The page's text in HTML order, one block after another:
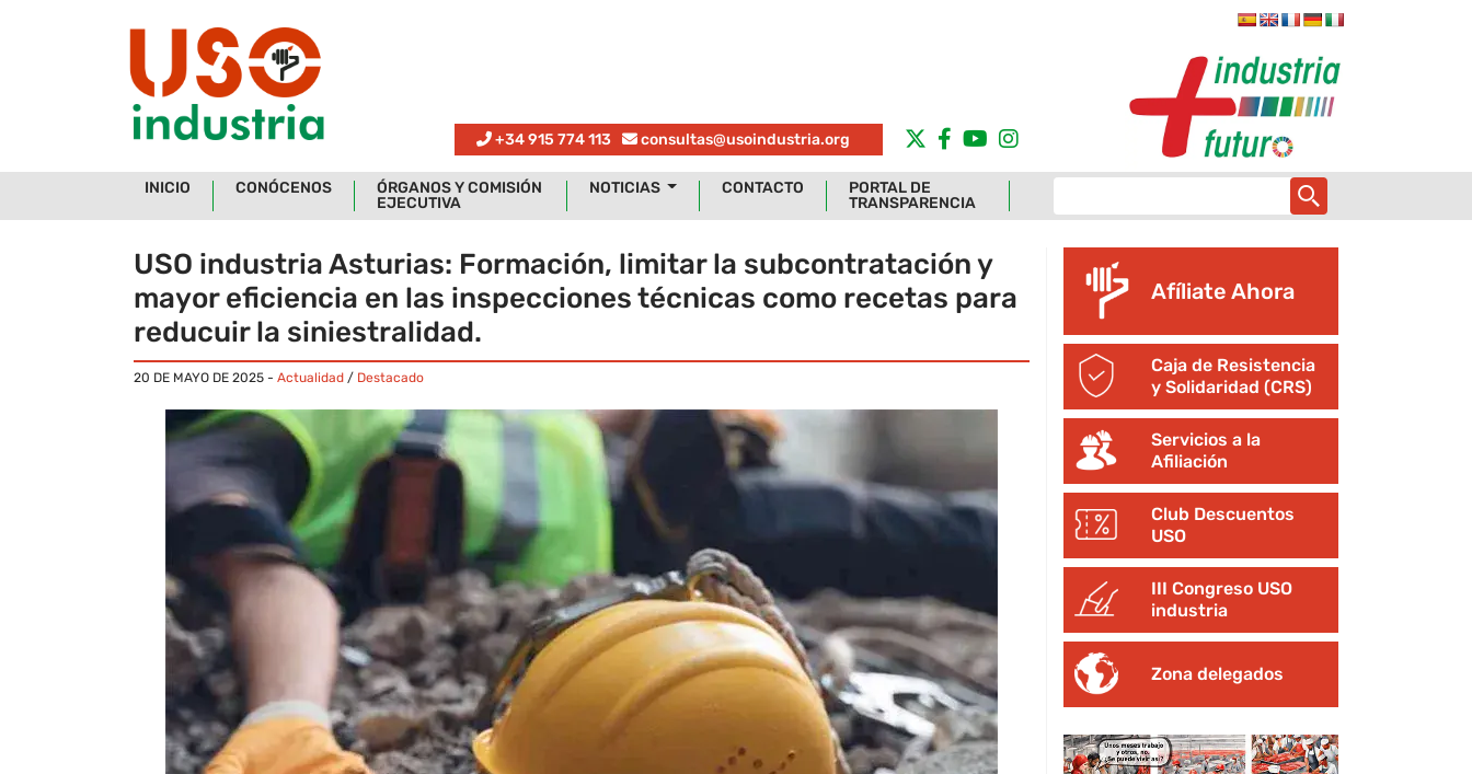
+34 915 774 113 consultas@usoindustria.org
INICIO CONÓCENOS
ÓRGANOS Y COMISIÓN
EJECUTIVA
NOTICIAS CONTACTO
PORTAL DE
TRANSPARENCIA
USO industria Asturias: Formación, limitar la subcontratación y
mayor eficiencia en las inspecciones técnicas como recetas para
reducuir la siniestralidad.
20 DE MAYO DE 2025 - Actualidad / Destacado
Afíliate Ahora
Caja de Resistencia
y Solidaridad (CRS)
Servicios a la
Afiliación
Club Descuentos
USO
III Congreso USO
industria
Zona delegados